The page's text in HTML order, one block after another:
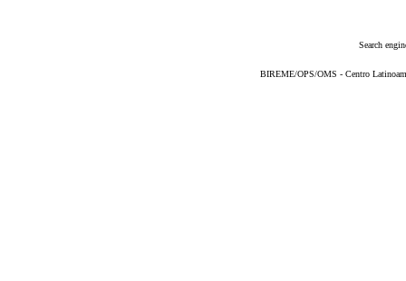
Search
BIREME/OPS/OMS - Centro